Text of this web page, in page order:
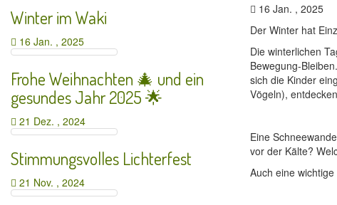
16 Jan. , 2025
Der Winter hat
Die winterlichen
Bewegung-
sich die Kinder
Vögeln),
Eine
vor der Kälte?
Auch eine
Winter im Waki
16 Jan. , 2025
Frohe Weihnachten 🎄 und ein
gesundes Jahr 2025 🌟
21 Dez. , 2024
Stimmungsvolles Lichterfest
21 Nov. , 2024